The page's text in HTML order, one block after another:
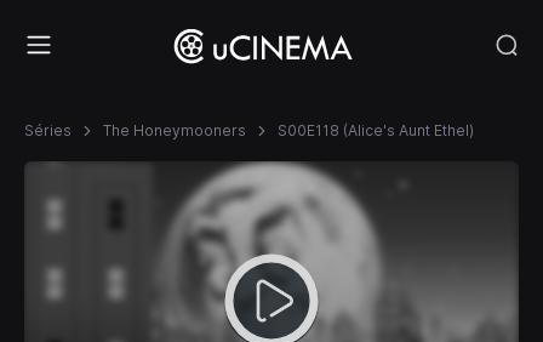
Séries The Honeymooners S00E118 (Alice's Aunt Ethel)